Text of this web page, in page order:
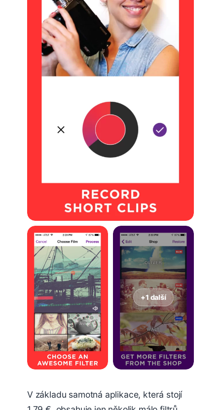
+1 další
V základu samotná aplikace, která stojí